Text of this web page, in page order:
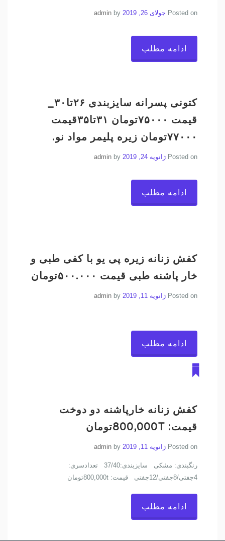
Posted on جولای 26, 2019 admin
ادامه مطلب
کتونی پسرانه سایزبندی ۲۶تا۳۰_
قیمت ۷۵۰۰۰تومان ۳۱تا۳۵قیمت
۷۷۰۰۰تومان زیره پلیمر مواد نو.
Posted on ژانویه 24, 2019 admin
ادامه مطلب
کفش زنانه زیره پی یو با کفی طبی و
خار پاشنه طبی قیمت ۵۰۰.۰۰۰تومان
Posted on ژانویه 11, 2019 admin
ادامه مطلب
کفش زنانه خارپاشنه دو دوخت
قیمت: 800,000Tتومان
Posted on ژانویه 11, 2019 admin
رنگبندی: مشکی سایزبندی:37/40 تعدادسری:
4جفتی/8جفتی/12جفتی قیمت: 800,000tتومان
ادامه مطلب